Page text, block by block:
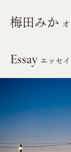
梅田みか オ
Essayエッセイ